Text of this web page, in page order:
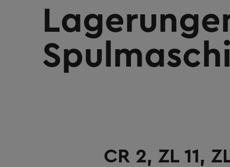
CR 2, ZL 11,